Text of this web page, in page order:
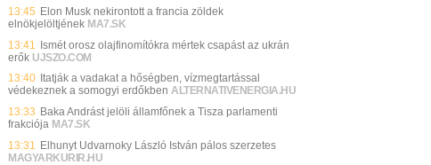
13:45 Elon Musk nekirontott a francia zöldek
elnökjelöltjének MA7.SK
13:41
Ismét orosz olajfinomítókra mértek csapást az ukrán
erők UJSZO.COM
13:40 Itatják a vadakat a hőségben, vízmegtartással
védekeznek a somogyi erdőkben ALTERNATIVENERGIA.HU
13:33 Baka Andrást jelöli államfőnek a Tisza parlamenti
frakciója MA7.SK
13:31
Elhunyt Udvarnoky László István pálos szerzetes
MAGYARKURIR.HU